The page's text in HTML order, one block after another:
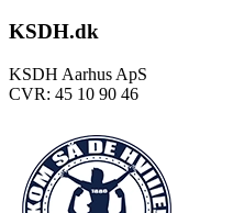
KSDH.dk
KSDH Aarhus ApS
CVR: 45 10 90 46